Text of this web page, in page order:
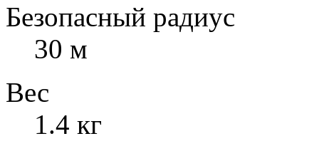
Безопасный радиус
30 м
Вес
1.4 кг